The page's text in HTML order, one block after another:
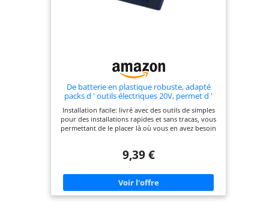
De batterie en plastique robuste, adapté
packs d ' outils électriques 20V, permet d '
économiser de l ' espace dans le Garage, de
batterie Transportable
Installation facile: livré avec des outils de simples
pour des installations rapides et sans tracas, vous
permettant de le placer là où vous en avez besoin
à la pour des durables dans diverses conditions
garages, les entrepôts et le stockage d ' outils à
domicile, améliorant l ' organisation et l '
accessibilité pour différents utilisateurs
Conception peu encombrante: le maintient vos
9,39 €